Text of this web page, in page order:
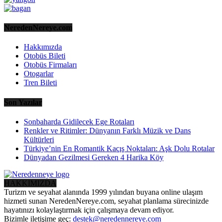
NeredenNereye.com
Hakkımızda
Otobüs Bileti
Otobüs Firmaları
Otogarlar
Tren Bileti
Son Yazılar
Sonbaharda Gidilecek Ege Rotaları
Renkler ve Ritimler: Dünyanın Farklı Müzik ve Dans
Kültürleri
Türkiye’nin En Romantik Kaçış Noktaları: Aşk Dolu Rotalar
Dünyadan Gezilmesi Gereken 4 Harika Köy
HAKKIMIZDA
Turizm ve seyahat alanında 1999 yılından buyana online ulaşım
hizmeti sunan NeredenNereye.com, seyahat planlama sürecinizde
hayatınızı kolaylaştırmak için çalışmaya devam ediyor.
Bizimle iletişime geç: destek@neredennereye.com